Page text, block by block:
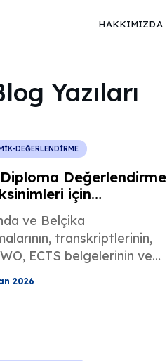
HAKKIMIZDA
Yazıları
DEĞERLENDİRME
Değerlendirme
için
Çeviri
ve Belçika
transkriptlerinin,
ECTS belgelerinin ve
tercümelerinin ABD
2026